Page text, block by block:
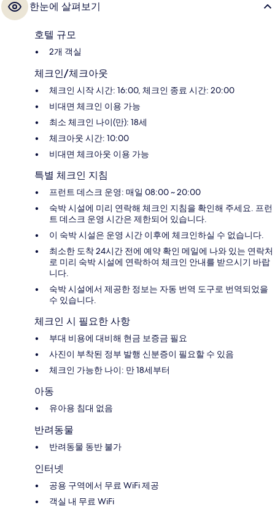
한눈에 살펴보기
호텔 규모
2개 객실
체크인/체크아웃
체크인 시작 시간: 16:00, 체크인 종료 시간: 20:00
비대면 체크인 이용 가능
최소 체크인 나이(만): 18세
체크아웃 시간: 10:00
비대면 체크아웃 이용 가능
특별 체크인 지침
프런트 데스크 운영: 매일 08:00 ~ 20:00
숙박 시설에 미리 연락해 체크인 지침을 확인해 주세요. 프런
트 데스크 운영 시간은 제한되어 있습니다.
이 숙박 시설은 운영 시간 이후에 체크인하실 수 없습니다.
최소한 도착 24시간 전에 예약 확인 메일에 나와 있는 연락처
로 미리 숙박 시설에 연락하여 체크인 안내를 받으시기 바랍
니다.
숙박 시설에서 제공한 정보는 자동 번역 도구로 번역되었을
수 있습니다.
체크인 시 필요한 사항
부대 비용에 대비해 현금 보증금 필요
사진이 부착된 정부 발행 신분증이 필요할 수 있음
체크인 가능한 나이: 만 18세부터
아동
유아용 침대 없음
반려동물
반려동물 동반 불가
인터넷
공용 구역에서 무료 WiFi 제공
객실 내 무료 WiFi